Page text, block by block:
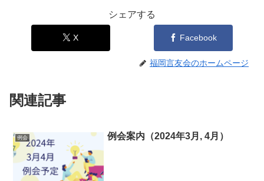
シェアする
X Facebook
福岡言友会のホームページ
関連記事
例会 例会案内（2024年3月, 4月）